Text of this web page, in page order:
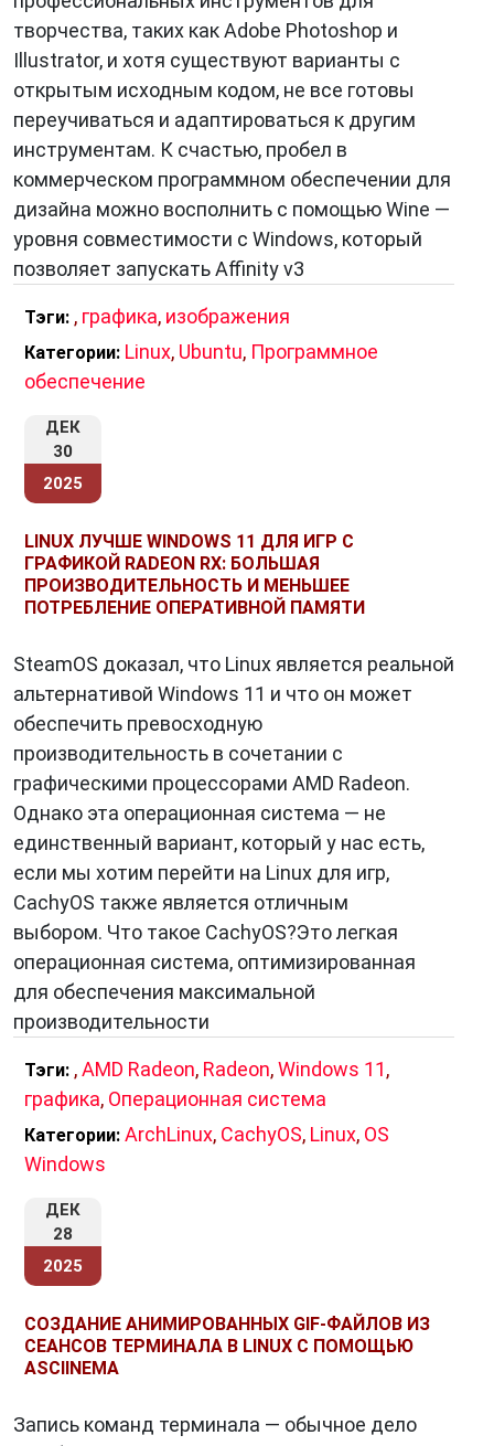
творчества, таких как Adobe Photoshop и
Illustrator, и хотя существуют варианты с
открытым исходным кодом, не все готовы
переучиваться и адаптироваться к другим
инструментам. К счастью, пробел в
коммерческом программном обеспечении для
дизайна можно восполнить с помощью Wine —
уровня совместимости с Windows, который
позволяет запускать Affinity v3
Тэги: , графика, изображения
Категории: Linux, Ubuntu, Программное
обеспечение
ДЕК
30
2025
LINUX ЛУЧШЕ WINDOWS 11 ДЛЯ ИГР С
ГРАФИКОЙ RADEON RX: БОЛЬШАЯ
ПРОИЗВОДИТЕЛЬНОСТЬ И МЕНЬШЕЕ
ПОТРЕБЛЕНИЕ ОПЕРАТИВНОЙ ПАМЯТИ
SteamOS доказал, что Linux является реальной
альтернативой Windows 11 и что он может
обеспечить превосходную
производительность в сочетании с
графическими процессорами AMD Radeon.
Однако эта операционная система — не
единственный вариант, который у нас есть,
если мы хотим перейти на Linux для игр,
CachyOS также является отличным
выбором. Что такое CachyOS?Это легкая
операционная система, оптимизированная
для обеспечения максимальной
производительности
Тэги: ,AMD Radeon, Radeon,Windows 11,
графика, Операционная система
Категории: ArchLinux, CachyOS, Linux, OS
Windows
ДЕК
28
2025
СОЗДАНИЕ АНИМИРОВАННЫХ GIF-ФАЙЛОВ ИЗ
СЕАНСОВ ТЕРМИНАЛА В LINUX С ПОМОЩЬЮ
ASCIINEMA
Запись команд терминала — обычное дело